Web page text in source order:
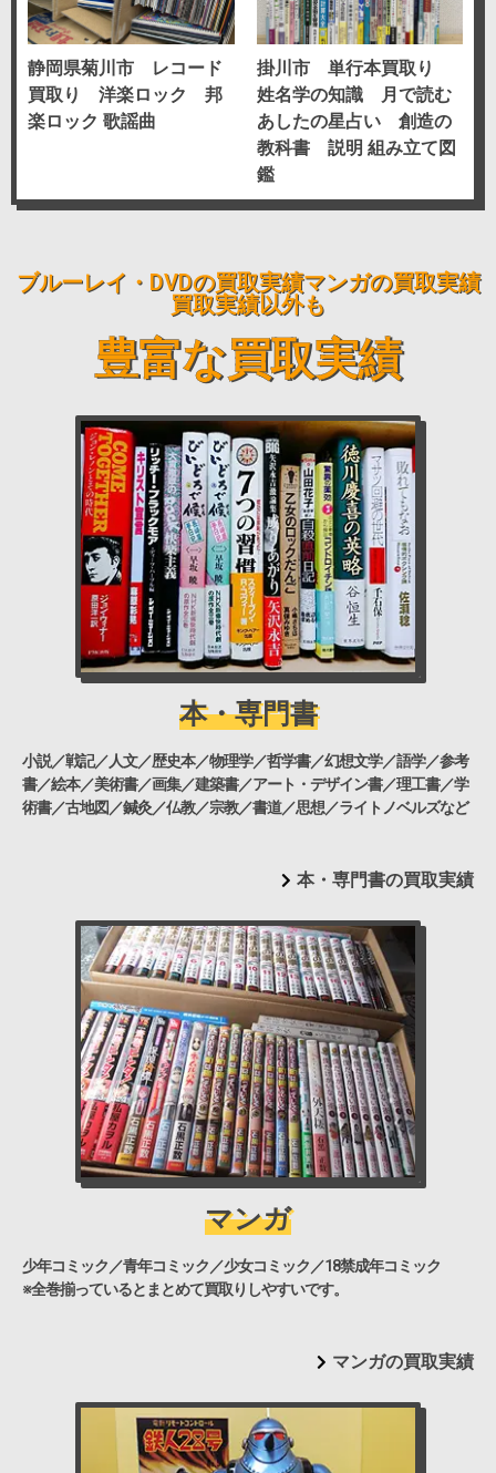
静岡県菊川市 レコード
買取り 洋楽ロック 邦
楽ロック 歌謡曲
掛川市 単行本買取り
姓名学の知識 月で読む
あしたの星占い 創造の
教科書 説明 組み立て図
鑑
ブルーレイ・DVDの買取実績マンガの買取実績
買取実績以外も
豊富な買取実績
本・専門書
小説／戦記／人文／歴史本／物理学／哲学書／幻想文学／語学／参考
書／絵本／美術書／画集／建築書／アート・デザイン書／理工書／学
術書／古地図／鍼灸／仏教／宗教／書道／思想／ライトノベルズなど
本・専門書の買取実績
マンガ
少年コミック／青年コミック／少女コミック／18禁成年コミック
※全巻揃っているとまとめて買取りしやすいです。
マンガの買取実績